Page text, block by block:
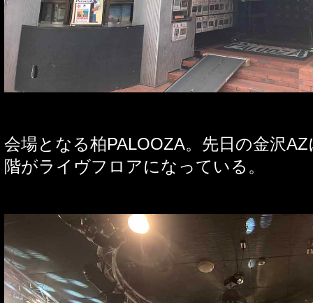
会場となる柏PALOOZA。先日の金沢AZ
階がライヴフロアになっている。